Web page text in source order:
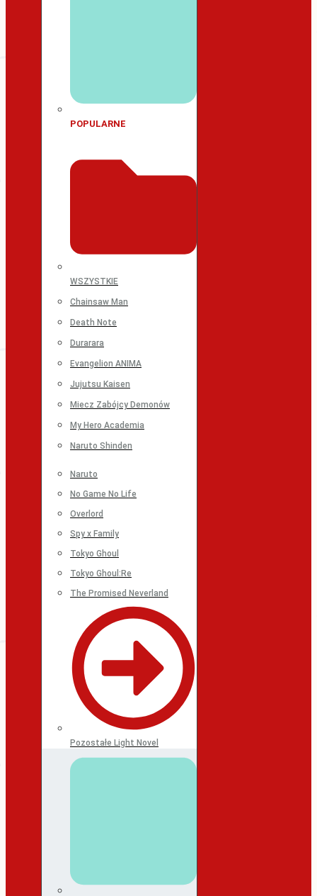
POPULARNE
WSZYSTKIE
Chainsaw Man
Death Note
Durarara
Evangelion ANIMA
Jujutsu Kaisen
Miecz Zabójcy Demonów
My Hero Academia
Naruto Shinden
Naruto
No Game No Life
Overlord
Spy x Family
Tokyo Ghoul
Tokyo Ghoul:Re
The Promised Neverland
Pozostałe Light Novel